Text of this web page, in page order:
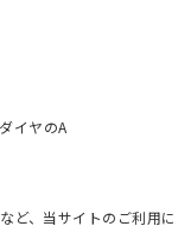
ダイヤのA
ど、当サイトのご利用に